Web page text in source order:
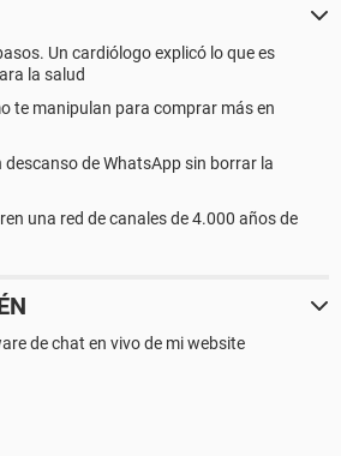
Un cardiólogo explicó lo que es
la salud
te manipulan para comprar más en
de WhatsApp sin borrar la
una red de canales de 4.000 años de
de chat en vivo de mi website